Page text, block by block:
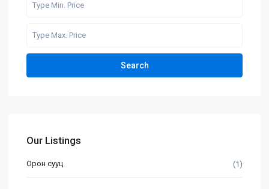
Search
Our Listings
Орон сууц (1)